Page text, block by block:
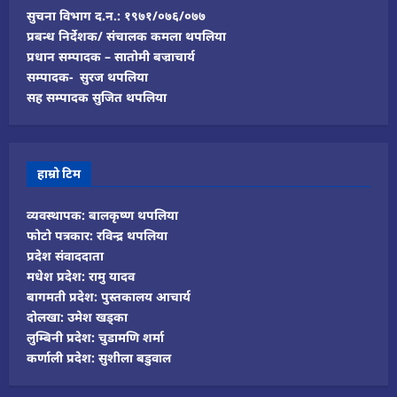
सुचना विभाग द.न.: १९७१/०७६/०७७
प्रबन्ध निर्देशक/ संचालक कमला थपलिया
प्रधान सम्पादक – सातोमी बज्राचार्य
सम्पादक- सुरज थपलिया
सह सम्पादक सुजित थपलिया
हाम्रो टिम
व्यवस्थापक: बालकृष्ण थपलिया
फोटो पत्रकार: रविन्द्र थपलिया
प्रदेश संवाददाता
मधेश प्रदेश: रामु यादव
बागमती प्रदेश: पुस्तकालय आचार्य
दोलखा: उमेश खड्का
लुम्बिनी प्रदेश: चुडामणि शर्मा
कर्णाली प्रदेश: सुशीला बडुवाल